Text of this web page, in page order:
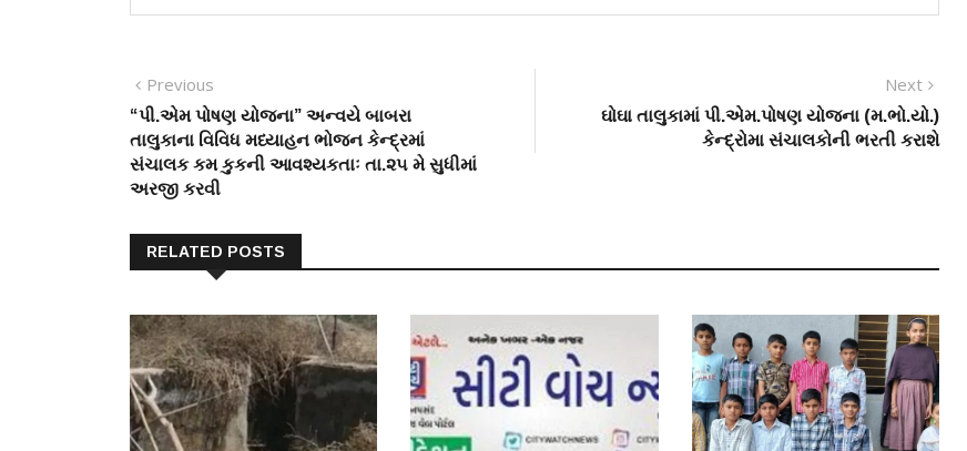
Post
navigation
Previous
post:
“પી.એમ પોષણ યોજના” અન્વયે બાબરા
તાલુકાના વિવિધ મધ્યાહન ભોજન કેન્દ્રમાં
સંચાલક કમ કુકની આવશ્યકતાઃ તા.૨૫ મે સુધીમાં
અરજી કરવી
Next
post:
ઘોઘા તાલુકામાં પી.એમ.પોષણ યોજના (મ.ભો.યો.)
કેન્દ્રોમા સંચાલકોની ભરતી કરાશે
RELATED POSTS